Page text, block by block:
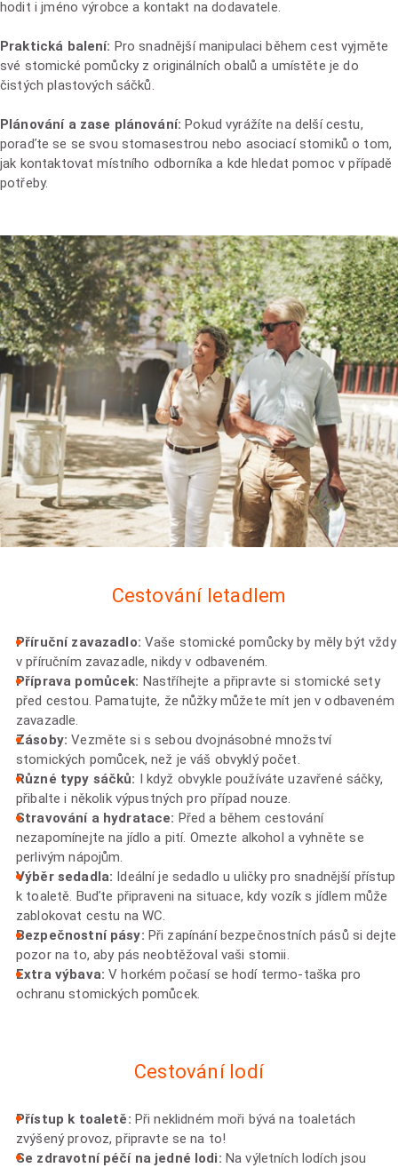
hodit i jméno výrobce a kontakt na dodavatele.
Praktická balení: Pro snadnější manipulaci během cest vyjměte
své stomické pomůcky z originálních obalů a umístěte je do
čistých plastových sáčků.
Plánování a zase plánování: Pokud vyrážíte na delší cestu,
poraďte se se svou stomasestrou nebo asociací stomiků o tom,
jak kontaktovat místního odborníka a kde hledat pomoc v případě
potřeby.
Cestování letadlem
Příruční zavazadlo: Vaše stomické pomůcky by měly být vždy
v příručním zavazadle, nikdy v odbaveném.
Příprava pomůcek: Nastříhejte a připravte si stomické sety
před cestou. Pamatujte, že nůžky můžete mít jen v odbaveném
zavazadle.
Zásoby: Vezměte si s sebou dvojnásobné množství
stomických pomůcek, než je váš obvyklý počet.
Různé typy sáčků: I když obvykle používáte uzavřené sáčky,
přibalte i několik výpustných pro případ nouze.
Stravování a hydratace: Před a během cestování
nezapomínejte na jídlo a pití. Omezte alkohol a vyhněte se
perlivým nápojům.
Výběr sedadla: Ideální je sedadlo u uličky pro snadnější přístup
k toaletě. Buďte připraveni na situace, kdy vozík s jídlem může
zablokovat cestu na WC.
Bezpečnostní pásy: Při zapínání bezpečnostních pásů si dejte
pozor na to, aby pás neobtěžoval vaši stomii.
Extra výbava: V horkém počasí se hodí termo-taška pro
ochranu stomických pomůcek.
Cestování lodí
Přístup k toaletě: Při neklidném moři bývá na toaletách
zvýšený provoz, připravte se na to!
Se zdravotní péčí na jedné lodi: Na výletních lodích jsou